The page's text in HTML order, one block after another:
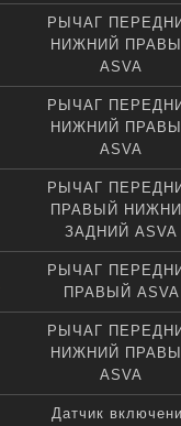
РЫЧАГ
НИЖНИЙ
ASVA
РЫЧАГ
НИЖНИЙ
ASVA
РЫЧАГ
ПРАВЫЙ
ЗАДНИЙ ASVA
РЫЧАГ
ПРАВЫЙ ASVA
РЫЧАГ
НИЖНИЙ
ASVA
Датчик